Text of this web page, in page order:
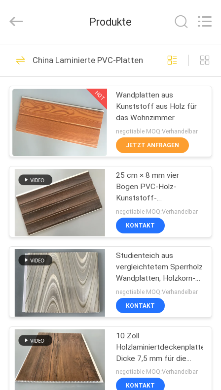
HAUS
PRODUKTE
ÜBER
UNS
FABRIK-
AUSFLUG
QUALITÄTSKONTROLLE
TRETEN
SIE
MIT
UNS
VERBINDUNG
FORDERN
SIE EIN
Material
CO.,LTD.
Reserved.
Decken-PVC-Platten
96
WPC-Wandpaneel
21
PVC-Holzfurnier
10
31
Produkte
China Laminierte PVC-Platten
HOT
Wandplatten aus
Kunststoff aus Holz für
das Wohnzimmer
negotiable MOQ:Verhandelbar
JETZT ANFRAGEN
25 cm × 8 mm vier
Bögen PVC-Holz-
Kunststoff-
Laminatplatten in
individueller Länge
negotiable MOQ:Verhandelbar
KONTAKT
Studienteich aus
vergleichtetem Sperrholz
Wandplatten, Holzkorn-
Laminat-Blätter Wellen-
Design
negotiable MOQ:Verhandelbar
KONTAKT
10 Zoll
Holzlaminiertdeckenplatten
Dicke 7,5 mm für die
Decke
negotiable MOQ:Verhandelbar
KONTAKT